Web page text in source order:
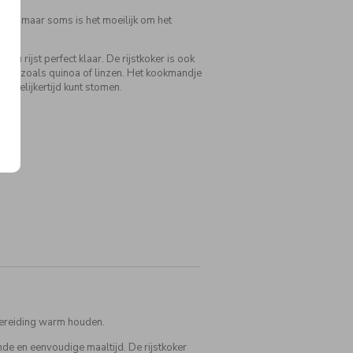
maar soms is het moeilijk om het
u rijst perfect klaar. De rijstkoker is ook
zoals quinoa of linzen. Het kookmandje
kunt stomen.
warm houden.
en eenvoudige maaltijd. De rijstkoker